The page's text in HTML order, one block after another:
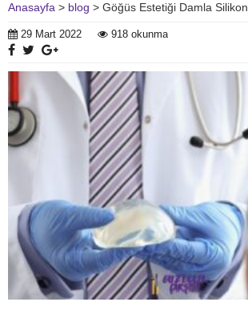
Anasayfa > blog > Göğüs Estetiği Damla Silikon
29 Mart 2022 918 okunma